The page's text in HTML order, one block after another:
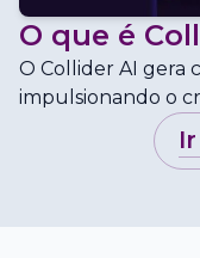
O que é
O Collider AI gera
impulsionando o